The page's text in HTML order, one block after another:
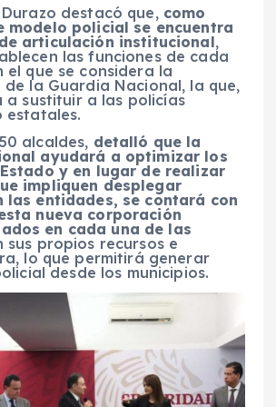
destacó que, como
modelo policial se encuentra
articulación institucional,
las funciones de cada
el que se considera la
la Guardia Nacional, la que,
a sustituir a las policías
estatales.
alcaldes, detalló que la
ayudará a optimizar los
y en lugar de realizar
impliquen desplegar
las entidades, se contará con
nueva corporación
en cada una de las
sus propios recursos e
lo que permitirá generar
desde los municipios.